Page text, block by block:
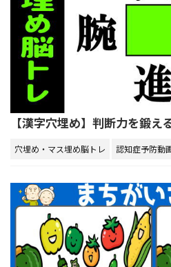
【漢字穴埋め】判断力を鍛え
穴埋め・マス埋め脳トレ 認知症予防動